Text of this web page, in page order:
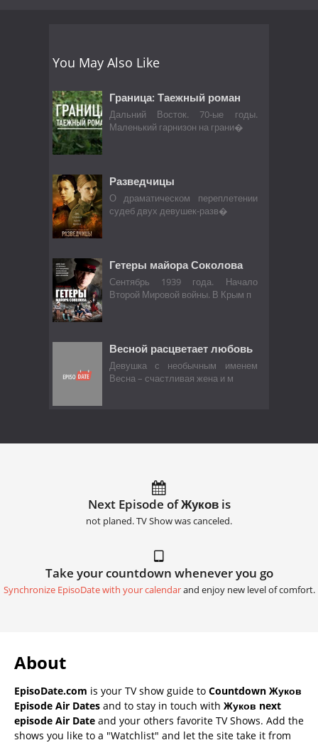
You May Also Like
Граница: Таежный роман
Дальний Восток. 70-ые годы.
Маленький гарнизон на грани�
Разведчицы
О драматическом переплетении
судеб двух девушек-разв�
Гетеры майора Соколова
Сентябрь 1939 года. Начало
Второй Мировой войны. В Крым п
Весной расцветает любовь
Девушка с необычным именем
Весна – счастливая жена и м
Next Episode of Жуков is
not planed. TV Show was canceled.
Take your countdown whenever you go
Synchronize EpisoDate with your calendarand enjoy new level of comfort.
About
EpisoDate.com is your TV show guide to Countdown Жуков
Episode Air Dates and to stay in touch with Жуков next
episode Air Date and your others favorite TV Shows. Add the
shows you like to a "Watchlist" and let the site take it from